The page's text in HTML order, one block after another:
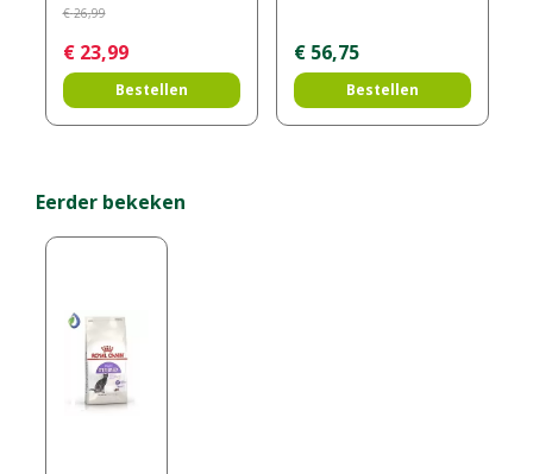
€ 26,99
€ 23,99
Bestellen
€ 56,75
Bestellen
Eerder bekeken